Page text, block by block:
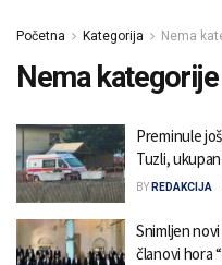
Početna Kategorija Nema
Nema kategorije
Preminule
Tuzli,
BY REDAKCIJA
Snimljen
članovi hora